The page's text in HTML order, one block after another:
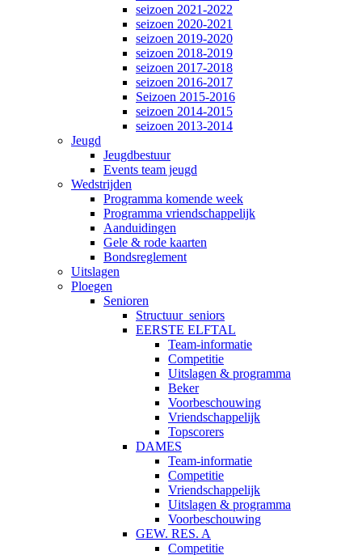
seizoen 2021-2022
seizoen 2020-2021
seizoen 2019-2020
seizoen 2018-2019
seizoen 2017-2018
seizoen 2016-2017
Seizoen 2015-2016
seizoen 2014-2015
seizoen 2013-2014
Jeugd
Jeugdbestuur
Events team jeugd
Wedstrijden
Programma komende week
Programma vriendschappelijk
Aanduidingen
Gele & rode kaarten
Bondsreglement
Uitslagen
Ploegen
Senioren
Structuur_seniors
EERSTE ELFTAL
Team-informatie
Competitie
Uitslagen & programma
Beker
Voorbeschouwing
Vriendschappelijk
Topscorers
DAMES
Team-informatie
Competitie
Vriendschappelijk
Uitslagen & programma
Voorbeschouwing
GEW. RES. A
Competitie